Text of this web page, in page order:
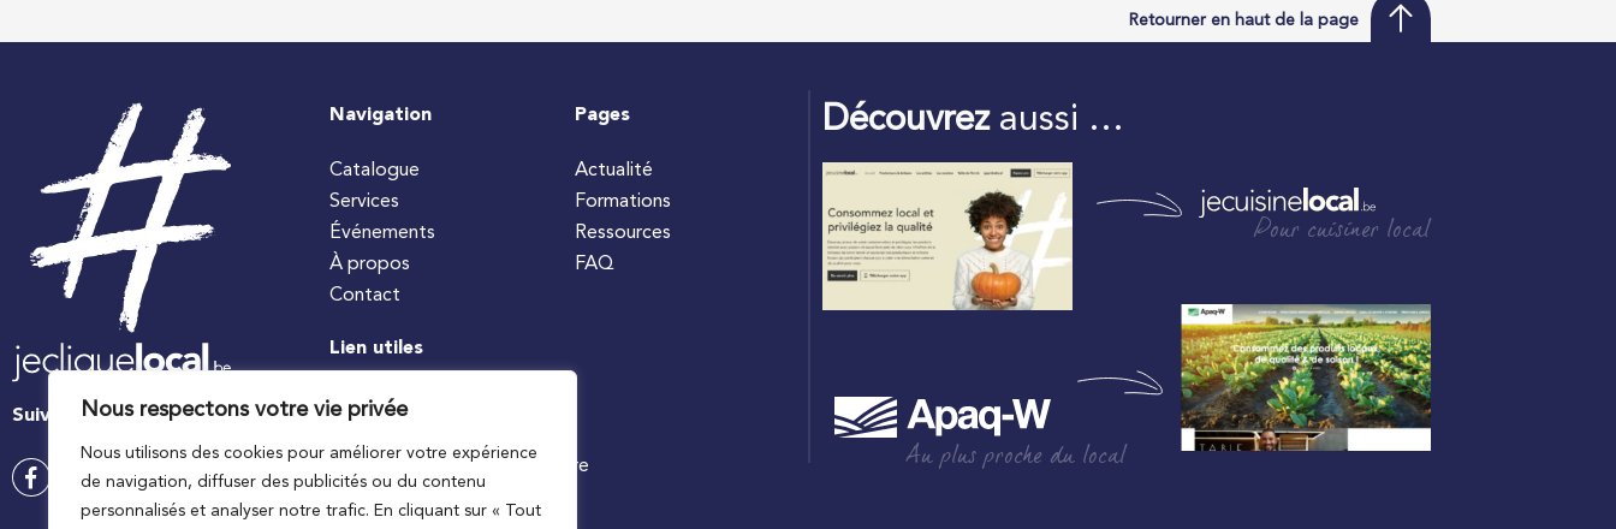
Nous respectons votre vie privée
Nous utilisons des cookies pour améliorer votre expérience
de navigation, diffuser des publicités ou du contenu
personnalisés et analyser notre trafic. En cliquant sur « Tout
Retourner en haut de la page
Suivez-nous
Navigation
Catalogue
Services
Événements
À propos
Contact
Pages
Actualité
Formations
Ressources
FAQ
Lien utiles
#jecuisinelocal
Ministre wallon de l’agriculture
Découvrezaussi …
Pour cuisiner local
Au plus proche du local